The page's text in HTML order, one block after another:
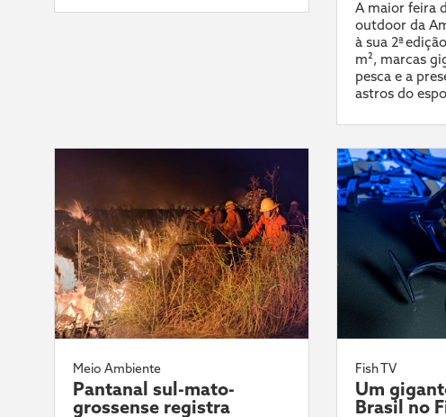
A maior feira
outdoor da
à sua 2ª
m², marcas
pesca e a
astros do
Meio Ambiente
Pantanal sul-mato-
grossense registra
Fish TV
Um
Brasil no